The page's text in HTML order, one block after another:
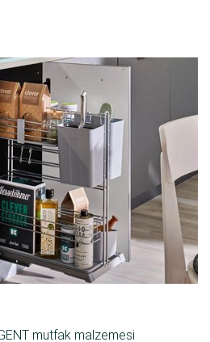
mutfak malzemesi